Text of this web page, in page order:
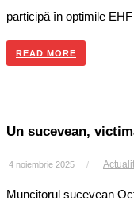
participă în optimile
READ MORE
Un sucevean,
4 noiembrie 2025 /
Muncitorul sucevean